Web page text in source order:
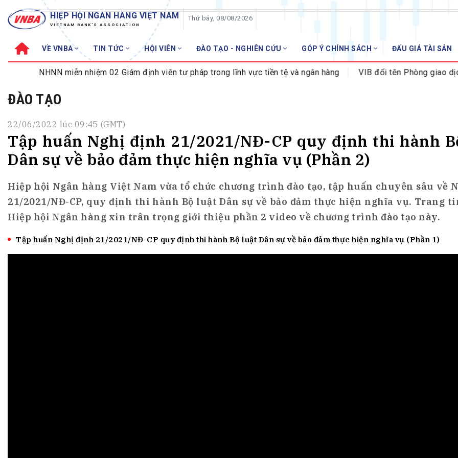
HIỆP HỘI NGÂN HÀNG VIỆT NAM
VIETNAM BANK'S ASSOCIATION
Thứ bảy, 08/08/2026
VỀ VNBA TIN TỨC HỘI VIÊN ĐÀO TẠO - NGHIÊN CỨU GÓP Ý CHÍNH SÁCH ĐẤU GIÁ TÀI SẢN
Sơ đồ tổ chức
Thường trực Hiệp hội
Cơ quan Thường trực
Điều lệ
Lịch sử phát triển
VNBA các thời kỳ
Thành tích – Giải thưởng
Tin Hội viên
Tin ngành ngân hàng
Topic nổi bật
Đào tạo
Fintech
Đấu giá tài sản
HỘI VIÊN
NHNN miễn nhiệm 02 Giám định viên tư pháp trong lĩnh vực tiền tệ và ngân hàng VIB đổi tên Phòng giao dịch
ĐÀO TẠO
22/06/2022 lúc 09:45 (GMT)
Tập huấn Nghị định 21/2021/NĐ-CP quy định thi hành
Dân sự về bảo đảm thực hiện nghĩa vụ (Phần 2)
Hiệp hội Ngân hàng Việt Nam vừa tổ chức chương trình đào tạo, tập huấn chuyên sâu về
21/2021/NĐ-CP, quy định thi hành Bộ luật Dân sự về bảo đảm thực hiện nghĩa vụ. Trang
Hiệp hội Ngân hàng xin trân trọng giới thiệu phần 2 video về chương trình đào tạo này.
Tập huấn Nghị định 21/2021/NĐ-CP quy định thi hành Bộ luật Dân sự về bảo đảm thực hiện nghĩa vụ (Phần 1)